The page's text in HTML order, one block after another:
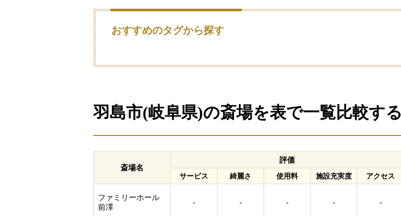
おすすめのタグから探す
羽島市(岐阜県)の斎場を表で一覧比較する
斎場名
評価
サービス 綺麗さ 使用料 施設充実度 アクセス
ファミリーホール
前澤
- - - - -